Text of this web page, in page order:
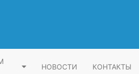
НОВОСТИ КОНТАКТЫ